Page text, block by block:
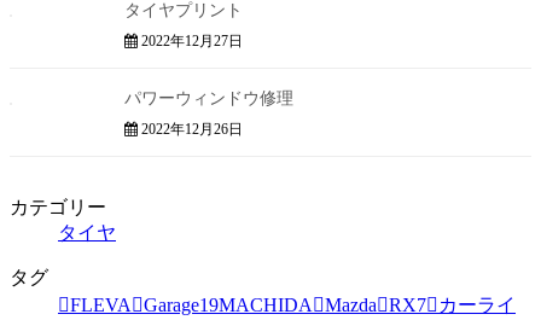
タイヤプリント
2022年12月27日
パワーウィンドウ修理
2022年12月26日
カテゴリー
タイヤ
タグ
FLEVA
Garage19MACHIDA Mazda RX7
カーライ